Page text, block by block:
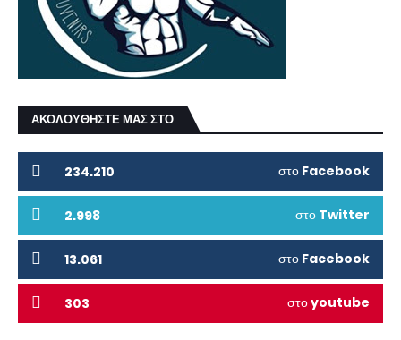
ΑΚΟΛΟΥΘΗΣΤΕ ΜΑΣ ΣΤΟ
234.210 στο Facebook
2.998 στο Twitter
13.061 στο Facebook
303 στοyoutube